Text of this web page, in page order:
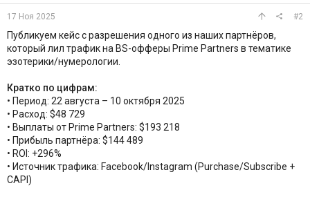
17 Ноя 2025 #2
Публикуем кейс с разрешения одного из наших партнёров,
который лил трафик на BS-офферы Prime Partners в тематике
эзотерики/нумерологии.
Кратко по цифрам:
• Период: 22 августа – 10 октября 2025
• Расход: $48 729
• Выплаты от Prime Partners: $193 218
• Прибыль партнёра: $144 489
• ROI: +296%
• Источник трафика: Facebook/Instagram (Purchase/Subscribe +
CAPI)